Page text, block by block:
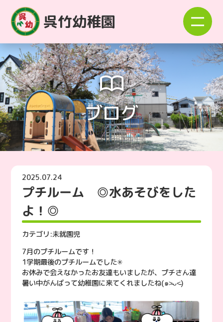
呉竹幼稚園
ブログ
2025.07.24
プチルーム ◎水あそびをした
よ！◎
カテゴリ:未就園児
7月のプチルームです！
1学期最後のプチルームでした✳︎
お休みで会えなかったお友達もいましたが、プチさん達
暑い中がんばって幼稚園に来てくれましたね(๑˃̵ᴗ˂̵)